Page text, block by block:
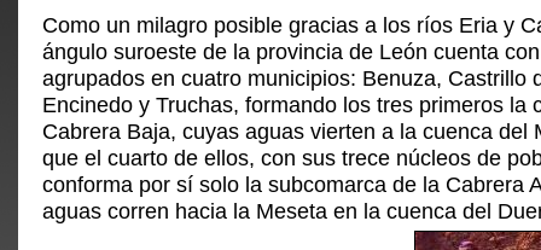
Como un milagro posible gracias a los ríos Eria y
ángulo suroeste de la provincia de León cuenta
agrupados en cuatro municipios: Benuza, Castrillo
Encinedo y Truchas, formando los tres primeros la
Cabrera Baja, cuyas aguas vierten a la cuenca del
que el cuarto de ellos, con sus trece núcleos de
conforma por sí solo la subcomarca de la Cabrera
aguas corren hacia la Meseta en la cuenca del